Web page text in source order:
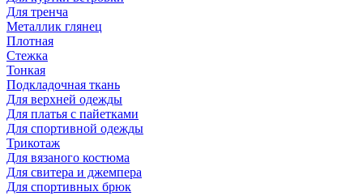
Для тренча
Металлик глянец
Плотная
Стежка
Тонкая
Подкладочная ткань
Для верхней одежды
Для платья с пайетками
Для спортивной одежды
Трикотаж
Для вязаного костюма
Для свитера и джемпера
Для спортивных брюк